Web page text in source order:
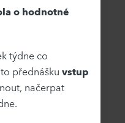
o hodnotné
týdne co
přednášku vstup
načerpat